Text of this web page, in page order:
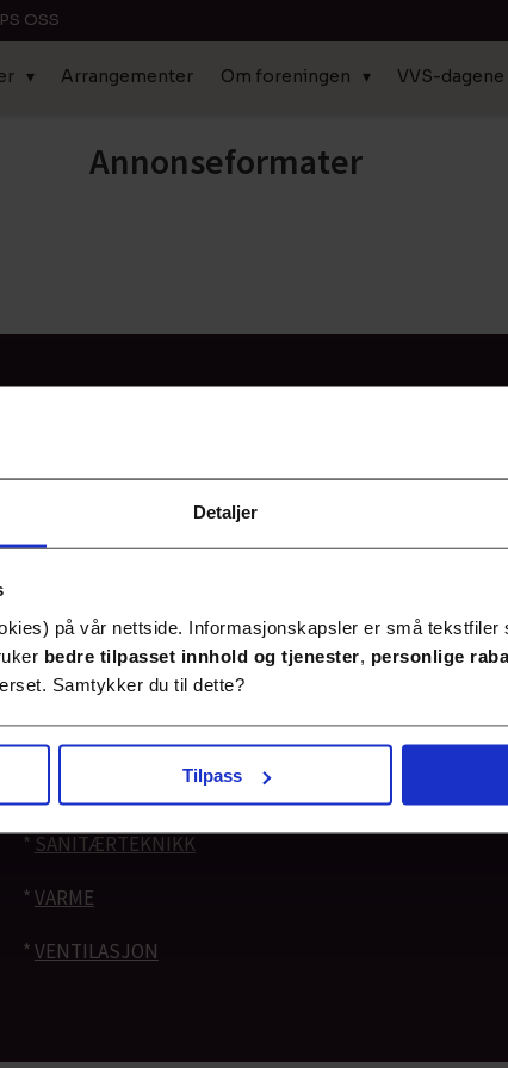
Detaljer
på vår nettside. Informasjonskapsler er små tekstfiler
bedre tilpasset innhold og tjenester, personlige
Samtykker du til dette?
Tilpass
OSS
Arrangementer Om foreningen VVS-dagene
Annonseformater
*
ANNONSØRINNHOLD
*ENERGI OG MILJØ
*JOBB
* SANITÆRTEKNIKK
*VARME
*VENTILASJON
*ANSATTE
*BLI MEDLEM
*KOMPETANSEBIBLIOTEKET
*